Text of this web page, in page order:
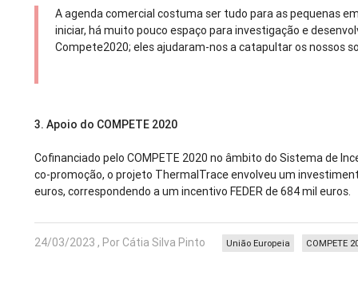
A agenda comercial costuma ser tudo para as pequenas
iniciar, há muito pouco espaço para investigação e
Compete2020; eles ajudaram-nos a catapultar os nossos
3. Apoio do COMPETE 2020
Cofinanciado pelo COMPETE 2020 no âmbito do Sistema de
co-promoção, o projeto ThermalTrace envolveu um
euros, correspondendo a um incentivo FEDER de 684 mil euros.
24/03/2023 , Por Cátia Silva Pinto COMPETE
União Europeia